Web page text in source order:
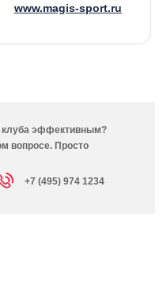
www.magis-sport.ru
клуба эффективным?
вопросе. Просто
+7 (495) 974 1234